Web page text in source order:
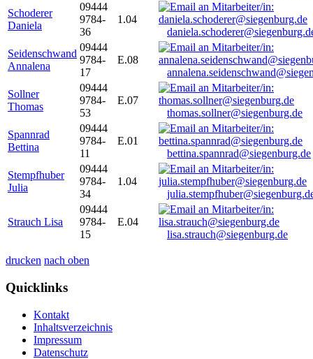
Schoderer
Daniela
09444
9784-
36
1.04
Seidenschwand
Annalena
09444
9784-
17
E.08
Sollner
Thomas
09444
9784-
53
E.07
thomas.sollner@siegenburg.de
Spannrad
Bettina
09444
9784-
11
E.01
bettina.spannrad@siegenburg.de
Stempfhuber
Julia
09444
9784-
34
1.04
Strauch Lisa
09444
9784-
15
E.04
lisa.strauch@siegenburg.de
drucken nach oben
Quicklinks
Kontakt
Inhaltsverzeichnis
Impressum
Datenschutz